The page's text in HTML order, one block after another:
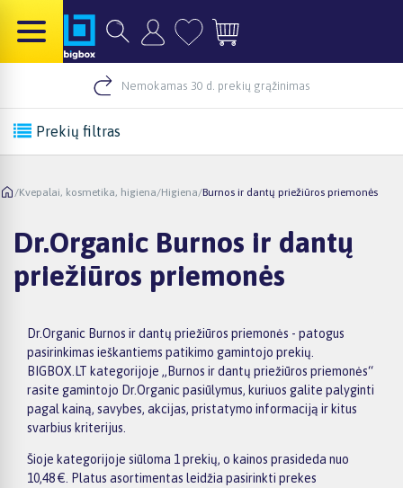
Nemokamas 30 d. prekių grąžinimas
Prekių filtras
/Kvepalai, kosmetika, higiena/Higiena/Burnos ir dantų priežiūros priemonės
Dr.Organic Burnos ir dantų
priežiūros priemonės
Dr.Organic Burnos ir dantų priežiūros priemonės - patogus
pasirinkimas ieškantiems patikimo gamintojo prekių.
BIGBOX.LT kategorijoje „Burnos ir dantų priežiūros priemonės“
rasite gamintojo Dr.Organic pasiūlymus, kuriuos galite palyginti
pagal kainą, savybes, akcijas, pristatymo informaciją ir kitus
svarbius kriterijus.
Šioje kategorijoje siūloma 1 prekių, o kainos prasideda nuo
10,48 €. Platus asortimentas leidžia pasirinkti prekes